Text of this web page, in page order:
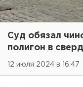
Суд обязал
полигон в
12 июля 2024 в 16:47